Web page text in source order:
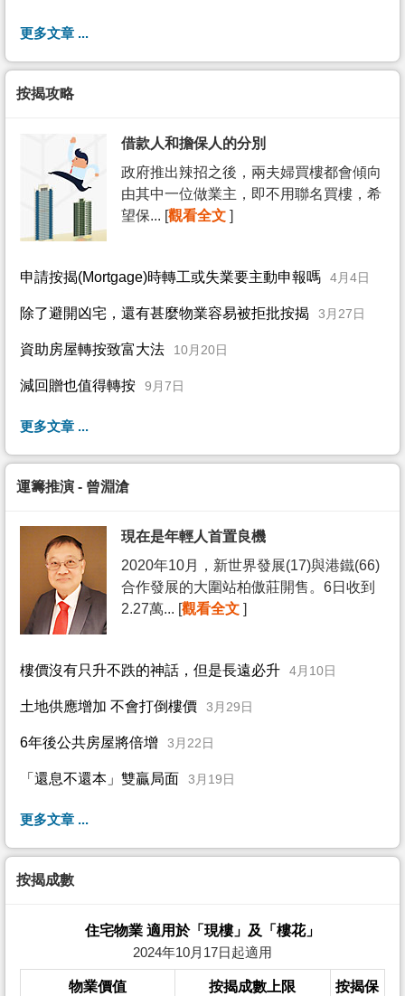
更多文章 ...
按揭攻略
借款人和擔保人的分別
政府推出辣招之後，兩夫婦買樓都會傾向
由其中一位做業主，即不用聯名買樓，希
望保... [觀看全文 ]
申請按揭(Mortgage)時轉工或失業要主動申報嗎 4月4日
除了避開凶宅，還有甚麼物業容易被拒批按揭 3月27日
資助房屋轉按致富大法 10月20日
減回贈也值得轉按 9月7日
更多文章 ...
運籌推演 - 曾淵滄
現在是年輕人首置良機
2020年10月，新世界發展(17)與港鐵(66)
合作發展的大圍站柏傲莊開售。6日收到
2.27萬... [觀看全文 ]
樓價沒有只升不跌的神話，但是長遠必升 4月10日
土地供應增加 不會打倒樓價 3月29日
6年後公共房屋將倍增 3月22日
「還息不還本」雙贏局面 3月19日
更多文章 ...
按揭成數
住宅物業 適用於「現樓」及「樓花」
2024年10月17日起適用
物業價值 按揭成數上限
按揭保